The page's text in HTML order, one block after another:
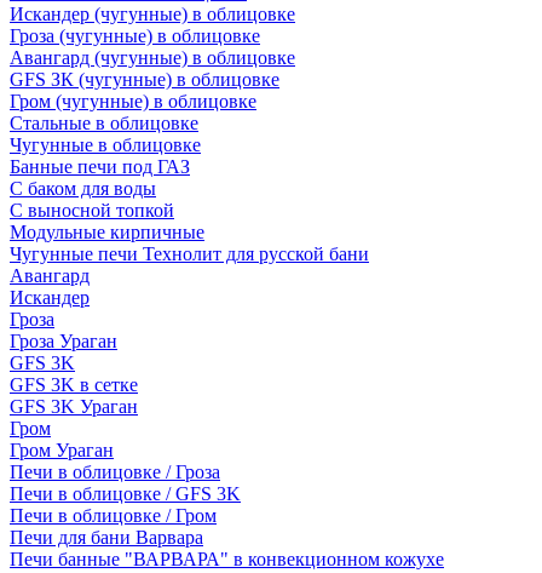
Искандер (чугунные) в облицовке
Гроза (чугунные) в облицовке
Авангард (чугунные) в облицовке
GFS ЗК (чугунные) в облицовке
Гром (чугунные) в облицовке
Стальные в облицовке
Чугунные в облицовке
Банные печи под ГАЗ
С баком для воды
С выносной топкой
Модульные кирпичные
Чугунные печи Технолит для русской бани
Авангард
Искандер
Гроза
Гроза Ураган
GFS 3K
GFS 3K в сетке
GFS 3K Ураган
Гром
Гром Ураган
Печи в облицовке / Гроза
Печи в облицовке / GFS 3K
Печи в облицовке / Гром
Печи для бани Варвара
Печи банные "ВАРВАРА" в конвекционном кожухе